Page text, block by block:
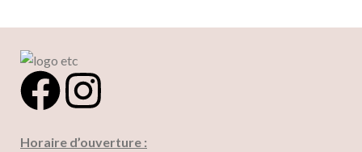
Horaire d’ouverture :